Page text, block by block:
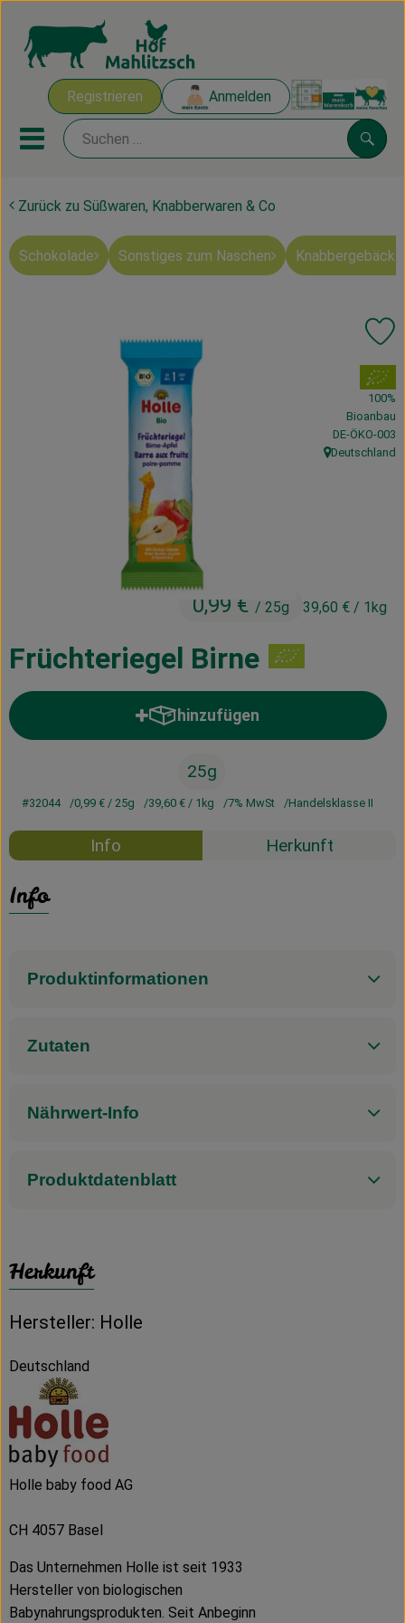
Registrieren Anmelden
Mobiles Menu öffnen oder
Ökokisten
Mahlitzscher Produkte
Vorratskammer
Haus, Garten & Co.
Lieferservice
Neues vom Hof
Zurück zu Süßwaren, Knabberwaren & Co
Schokolade Sonstiges zum Naschen Knabbergebäck
Früchteriegel Birne
0,99 € / 25g 39,60 € / 1kg
, Verband:
100%
Bioanbau
,DE-ÖKO-003
, Herkunft:
Deutschland
hinzufügen
Produkt zum Warenkorb
25g
#32044 0,99 €/ 25g 39,60 €/ 1kg 7% MwSt Handelsklasse II
Info Herkunft
Info
Produktinformationen
Zutaten
Nährwert-Info
Produktdatenblatt
Herkunft
Hersteller: Holle
Deutschland
Holle baby food AG
CH 4057 Basel
Das Unternehmen Holle ist seit 1933
Hersteller von biologischen
Babynahrungsprodukten. Seit Anbeginn